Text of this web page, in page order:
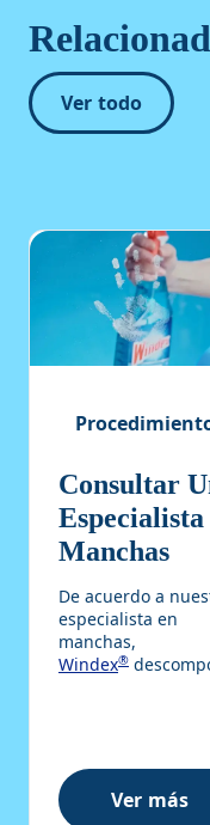
Ver todo
Consultar
Especialista
Manchas
De acuerdo a
especialista en
manchas,
Windex®
Ver más